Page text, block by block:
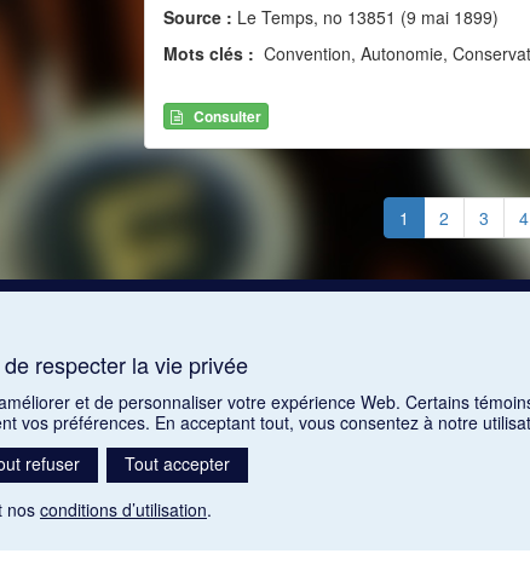
Source : Le Temps, no 13851 (9 mai 1899)
Mots clés : Convention, Autonomie,
Consulter
1 2 3 4
de respecter la vie privée
et de personnaliser votre expérience Web. Certains
vos préférences. En acceptant tout, vous consentez à notre
refuser
Tout accepter
nos conditions d’utilisation.